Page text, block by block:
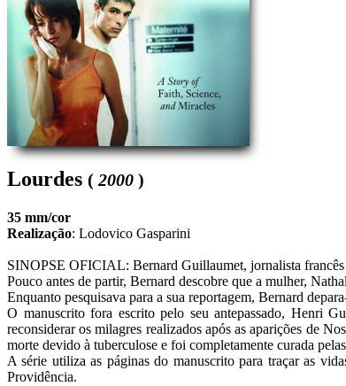
Lourdes ( 2000 )
35 mm/cor
Realização: Lodovico Gasparini
SINOPSE OFICIAL: Bernard Guillaumet, jornalista francês
Pouco antes de partir, Bernard descobre que a mulher,
Enquanto pesquisava para a sua reportagem, Bernard
O manuscrito fora escrito pelo seu antepassado, Henri
reconsiderar os milagres realizados após as aparições de
morte devido à tuberculose e foi completamente curada
A série utiliza as páginas do manuscrito para traçar as
Providência.